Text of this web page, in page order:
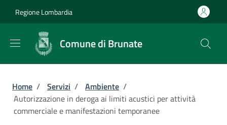
Regione Lombardia
Comune di Brunate
Briciole di pane
Home / Servizi / Ambiente /
Autorizzazione in deroga ai limiti acustici per attività
commerciale e manifestazioni temporanee